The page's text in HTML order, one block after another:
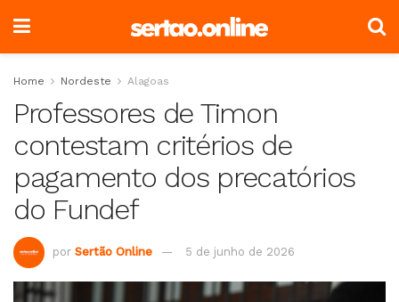
Home Nordeste Alagoas
Professores de Timon
contestam critérios de
pagamento dos precatórios
do Fundef
por Sertão Online 5 de junho de 2026